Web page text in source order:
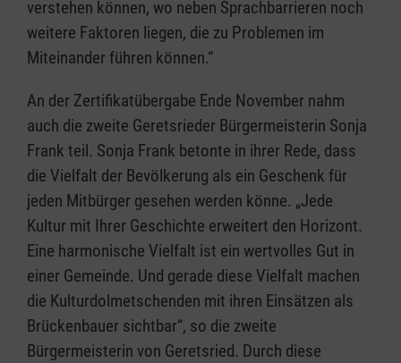
verstehen können, wo neben Sprachbarrieren noch
weitere Faktoren liegen, die zu Problemen im
Miteinander führen können.“
An der Zertifikatübergabe Ende November nahm
auch die zweite Geretsrieder Bürgermeisterin Sonja
Frank teil. Sonja Frank betonte in ihrer Rede, dass
die Vielfalt der Bevölkerung als ein Geschenk für
jeden Mitbürger gesehen werden könne. „Jede
Kultur mit Ihrer Geschichte erweitert den Horizont.
Eine harmonische Vielfalt ist ein wertvolles Gut in
einer Gemeinde. Und gerade diese Vielfalt machen
die Kulturdolmetschenden mit ihren Einsätzen als
Brückenbauer sichtbar“, so die zweite
Bürgermeisterin von Geretsried. Durch diese